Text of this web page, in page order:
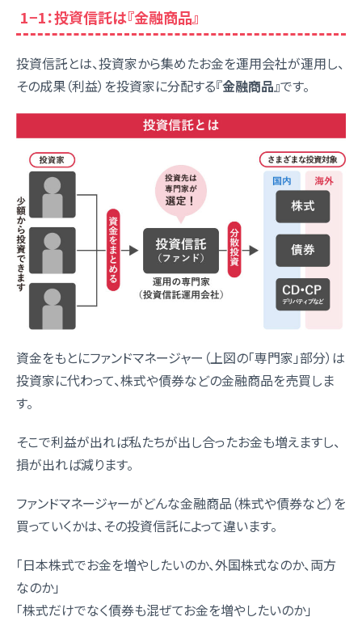
1−1：投資信託は『金融商品』
投資信託とは、投資家から集めたお金を運用会社が運用し、
その成果（利益）を投資家に分配する『金融商品』です。
資金をもとにファンドマネージャー（上図の「専門家」部分）は
投資家に代わって、株式や債券などの金融商品を売買しま
す。
そこで利益が出れば私たちが出し合ったお金も増えますし、
損が出れば減ります。
ファンドマネージャーがどんな金融商品（株式や債券など）を
買っていくかは、その投資信託によって違います。
「日本株式でお金を増やしたいのか、外国株式なのか、両方
なのか」
「株式だけでなく債券も混ぜてお金を増やしたいのか」